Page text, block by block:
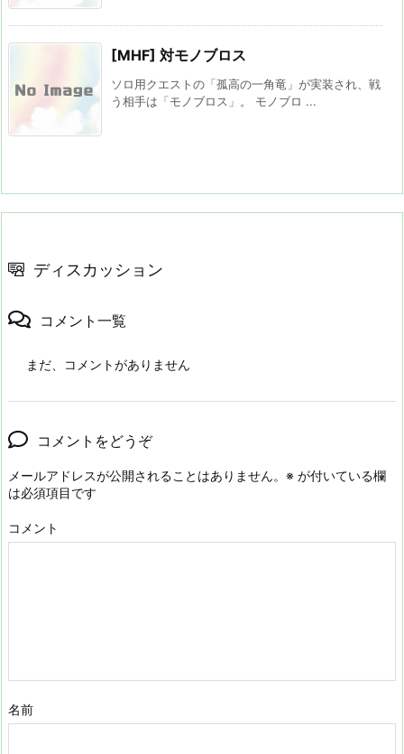
[MHF] 対モノブロス
ソロ用クエストの「孤高の一角竜」が実装され、戦
う相手は「モノブロス」。 モノブロ ...
ディスカッション
コメント一覧
まだ、コメントがありません
コメントをどうぞ
メールアドレスが公開されることはありません。 ※ が付いている欄
は必須項目です
コメント
名前